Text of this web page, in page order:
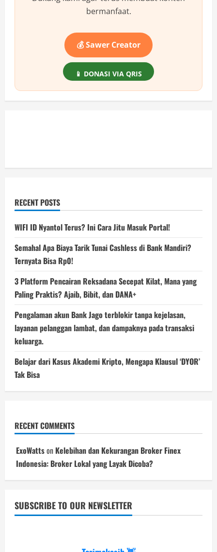
BCA
bermanfaat.
💰 Sawer Creator
📱 DONASI VIA QRIS
RECENT POSTS
WIFI ID Nyantol Terus? Ini Cara Jitu Masuk Portal!
Semahal Apa Biaya Tarik Tunai Cashless di Bank Mandiri?
Ternyata Bisa Rp0!
3 Platform Pencairan Reksadana Secepat Kilat, Mana yang
Paling Praktis? Ajaib, Bibit, dan DANA+
Pengalaman akun Bank Jago terblokir tanpa kejelasan,
layanan pelanggan lambat, dan dampaknya pada transaksi
keluarga.
Belajar dari Kasus Akademi Kripto, Mengapa Klausul ‘DYOR’
Tak Bisa
RECENT COMMENTS
ExoWattson Kelebihan dan Kekurangan Broker Finex
Indonesia: Broker Lokal yang Layak Dicoba?
SUBSCRIBE TO OUR NEWSLETTER